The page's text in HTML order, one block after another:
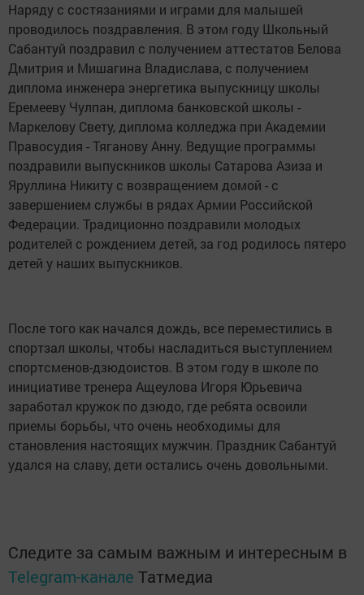
Наряду с состязаниями и играми для малышей
проводилось поздравления. В этом году Школьный
Сабантуй поздравил с получением аттестатов Белова
Дмитрия и Мишагина Владислава, с получением
диплома инженера энергетика выпускницу школы
Еремееву Чулпан, диплома банковской школы -
Маркелову Свету, диплома колледжа при Академии
Правосудия - Тяганову Анну. Ведущие программы
поздравили выпускников школы Сатарова Азиза и
Яруллина Никиту с возвращением домой - с
завершением службы в рядах Армии Российской
Федерации. Традиционно поздравили молодых
родителей с рождением детей, за год родилось пятеро
детей у наших выпускников.
После того как начался дождь, все переместились в
спортзал школы, чтобы насладиться выступлением
спортсменов-дзюдоистов. В этом году в школе по
инициативе тренера Ащеулова Игоря Юрьевича
заработал кружок по дзюдо, где ребята освоили
приемы борьбы, что очень необходимы для
становления настоящих мужчин. Праздник Сабантуй
удался на славу, дети остались очень довольными.
Следите за самым важным и интересным в
Telegram-канале Татмедиа